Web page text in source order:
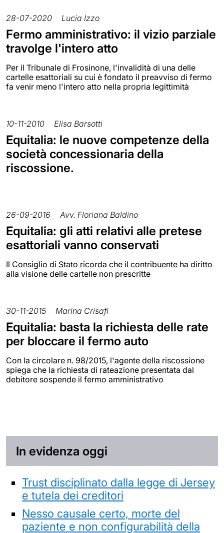
28-07-2020 Lucia Izzo
Fermo amministrativo: il vizio parziale
travolge l'intero atto
Per il Tribunale di Frosinone, l'invalidità di una delle
cartelle esattoriali su cui è fondato il preavviso di fermo
fa venir meno l'intero atto nella propria legittimità
10-11-2010 Elisa Barsotti
Equitalia: le nuove competenze della
società concessionaria della
riscossione.
26-09-2016 Avv. Floriana Baldino
Equitalia: gli atti relativi alle pretese
esattoriali vanno conservati
Il Consiglio di Stato ricorda che il contribuente ha diritto
alla visione delle cartelle non prescritte
30-11-2015 Marina Crisafi
Equitalia: basta la richiesta delle rate
per bloccare il fermo auto
Con la circolare n. 98/2015, l'agente della riscossione
spiega che la richiesta di rateazione presentata dal
debitore sospende il fermo amministrativo
In evidenza oggi
Trust disciplinato dalla legge di Jersey
e tutela dei creditori
Nesso causale certo, morte del
paziente e non configurabilità della